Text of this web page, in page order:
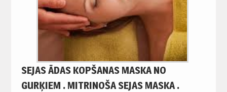
SEJAS ĀDAS KOPŠANAS MASKA NO
GURĶIEM . MITRINOŠA SEJAS MASKA .